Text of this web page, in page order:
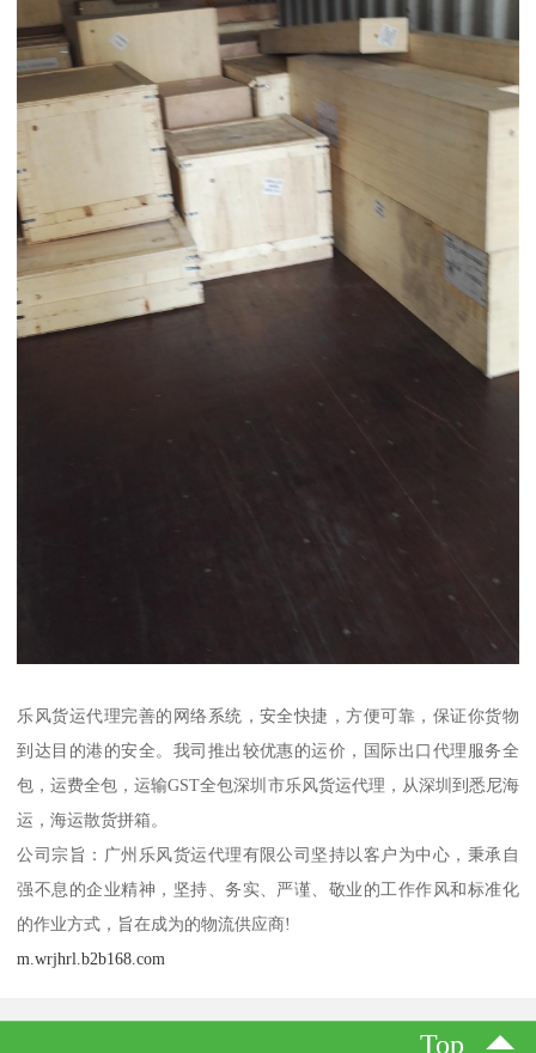
乐风货运代理完善的网络系统，安全快捷，方便可靠，保证你货物
到达目的港的安全。我司推出较优惠的运价，国际出口代理服务全
包，运费全包，运输GST全包深圳市乐风货运代理，从深圳到悉尼海
运，海运散货拼箱。
公司宗旨：广州乐风货运代理有限公司坚持以客户为中心，秉承自
强不息的企业精神，坚持、务实、严谨、敬业的工作作风和标准化
的作业方式，旨在成为的物流供应商!
m.wrjhrl.b2b168.com
Top